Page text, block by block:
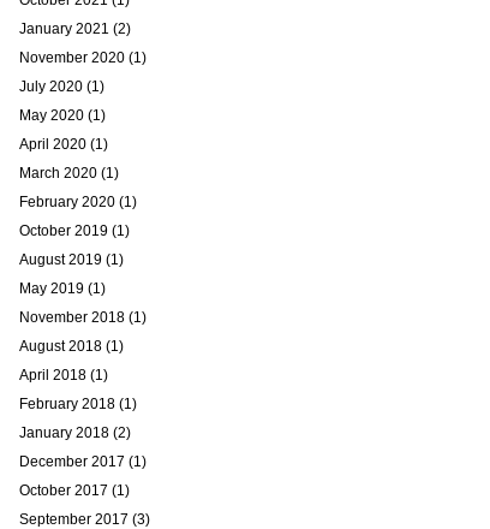
January 2021 (2)
November 2020 (1)
July 2020 (1)
May 2020 (1)
April 2020 (1)
March 2020 (1)
February 2020 (1)
October 2019 (1)
August 2019 (1)
May 2019 (1)
November 2018 (1)
August 2018 (1)
April 2018 (1)
February 2018 (1)
January 2018 (2)
December 2017 (1)
October 2017 (1)
September 2017 (3)